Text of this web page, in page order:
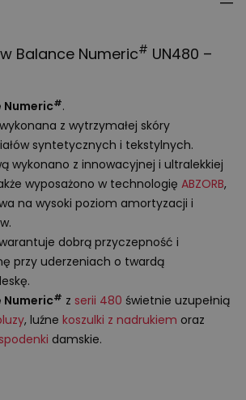
Balance Numeric# UN480 –
Numeric#.
z wytrzymałej skóry
syntetycznych i tekstylnych.
wykonano z innowacyjnej i ultralekkiej
wyposażono w technologię ABZORB,
na wysoki poziom amortyzacji i
dobrą przyczepność i
przy uderzeniach o twardą
Numeric# z serii 480 świetnie uzupełnią
, luźne koszulki z nadrukiem oraz
spodenki damskie.